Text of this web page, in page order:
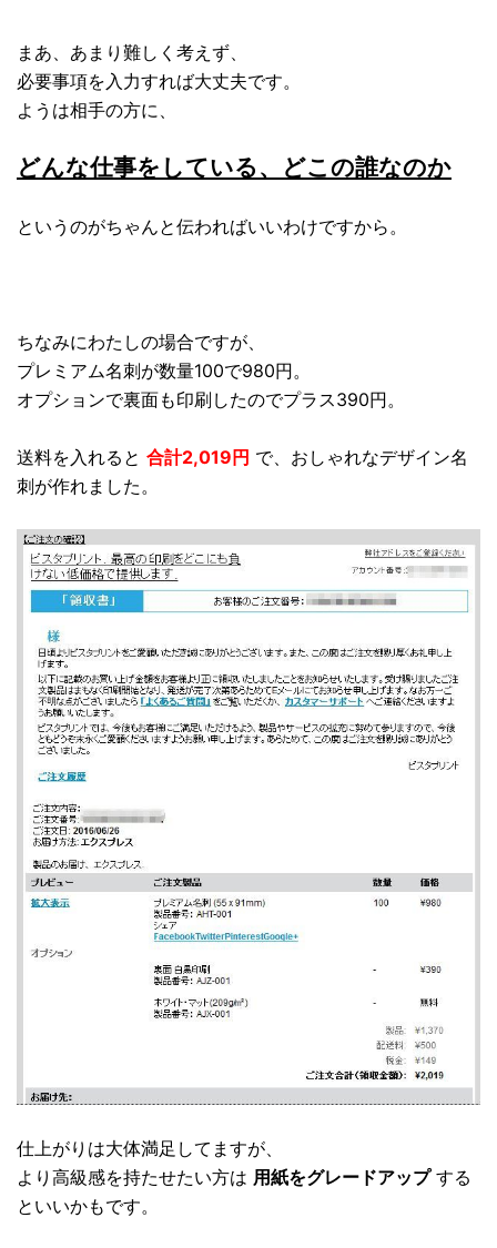
まあ、あまり難しく考えず、
必要事項を入力すれば大丈夫です。
ようは相手の方に、
どんな仕事をしている、どこの誰なのか
というのがちゃんと伝わればいいわけですから。
ちなみにわたしの場合ですが、
プレミアム名刺が数量100で980円。
オプションで裏面も印刷したのでプラス390円。
送料を入れると 合計2,019円 で、おしゃれなデザイン名
刺が作れました。
仕上がりは大体満足してますが、
より高級感を持たせたい方は 用紙をグレードアップする
といいかもです。